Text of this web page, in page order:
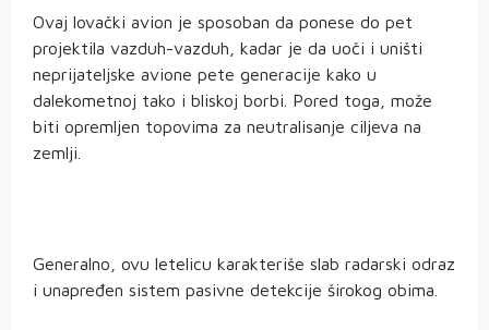
Ovaj lovački avion je sposoban da ponese do pet
projektila vazduh-vazduh, kadar je da uoči i uništi
neprijateljske avione pete generacije kako u
dalekometnoj tako i bliskoj borbi. Pored toga, može
biti opremljen topovima za neutralisanje ciljeva na
zemlji.
Generalno, ovu letelicu karakteriše slab radarski odraz
i unapređen sistem pasivne detekcije širokog obima.